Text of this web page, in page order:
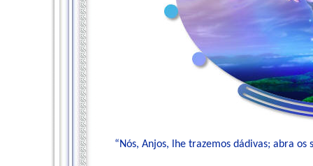
“Nós, Anjos, lhe trazemos dádivas; abra os